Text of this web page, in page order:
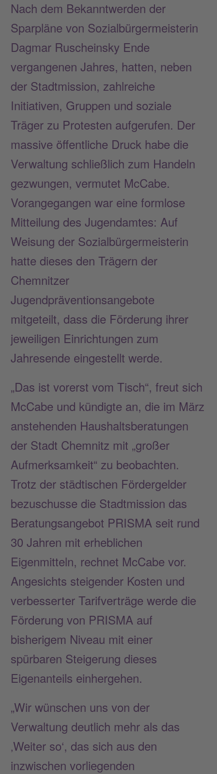
Nach dem Bekanntwerden der
Sparpläne von Sozialbürgermeisterin
Dagmar Ruscheinsky Ende
vergangenen Jahres, hatten, neben
der Stadtmission, zahlreiche
Initiativen, Gruppen und soziale
Träger zu Protesten aufgerufen. Der
massive öffentliche Druck habe die
Verwaltung schließlich zum Handeln
gezwungen, vermutet McCabe.
Vorangegangen war eine formlose
Mitteilung des Jugendamtes: Auf
Weisung der Sozialbürgermeisterin
hatte dieses den Trägern der
Chemnitzer
Jugendpräventionsangebote
mitgeteilt, dass die Förderung ihrer
jeweiligen Einrichtungen zum
Jahresende eingestellt werde.
„Das ist vorerst vom Tisch“, freut sich
McCabe und kündigte an, die im März
anstehenden Haushaltsberatungen
der Stadt Chemnitz mit „großer
Aufmerksamkeit“ zu beobachten.
Trotz der städtischen Fördergelder
bezuschusse die Stadtmission das
Beratungsangebot PRISMA seit rund
30 Jahren mit erheblichen
Eigenmitteln, rechnet McCabe vor.
Angesichts steigender Kosten und
verbesserter Tarifverträge werde die
Förderung von PRISMA auf
bisherigem Niveau mit einer
spürbaren Steigerung dieses
Eigenanteils einhergehen.
„Wir wünschen uns von der
Verwaltung deutlich mehr als das
‚Weiter so‘, das sich aus den
inzwischen vorliegenden